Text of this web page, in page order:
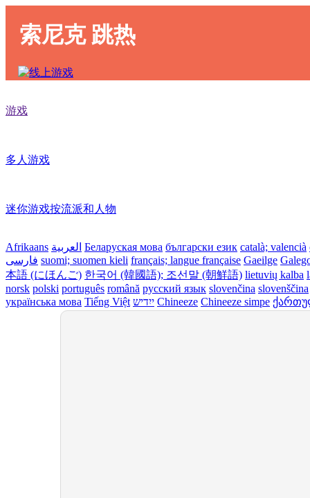
索尼克 跳热
游戏
多人游戏
迷你游戏按流派和人物
Afrikaans العربية Беларуская мова български език català; valencià
فارسی suomi; suomen kieli français; langue française Gaeilge
本語 (にほんご) 한국어 (韓國語); 조선말 (朝鮮語) lietuvių kalba
norsk polski português română русский язык slovenčina slovenščina
українська мова Tiếng Việt ייִדיש Chineeze Chineeze simpe